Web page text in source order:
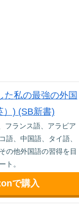
た私の最強の外国
）) (SB新書)
フランス語、アラビア
語、中国語、タイ語、
の他外国語の習得を目
ト。
で購入